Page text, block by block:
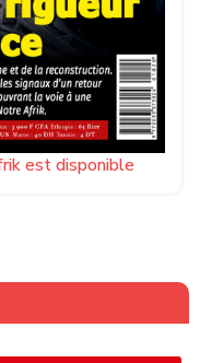
est disponible